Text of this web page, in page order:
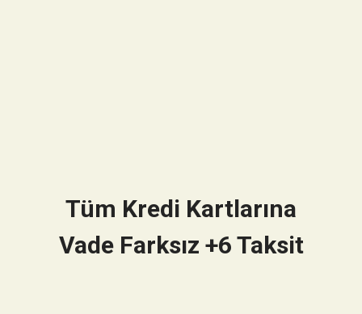
Tüm Kredi Kartlarına
Vade Farksız +6 Taksit